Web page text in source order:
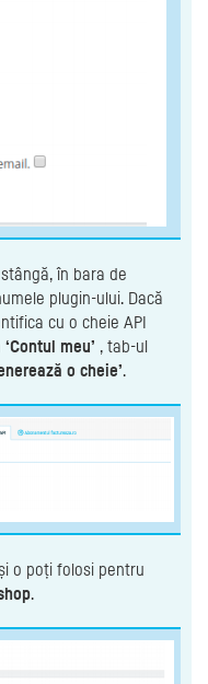
în bara de
plugin-ului. Dacă
cu o cheie API
‘Contul meu’ , tab-ul
o cheie’.
o poți folosi pentru
.